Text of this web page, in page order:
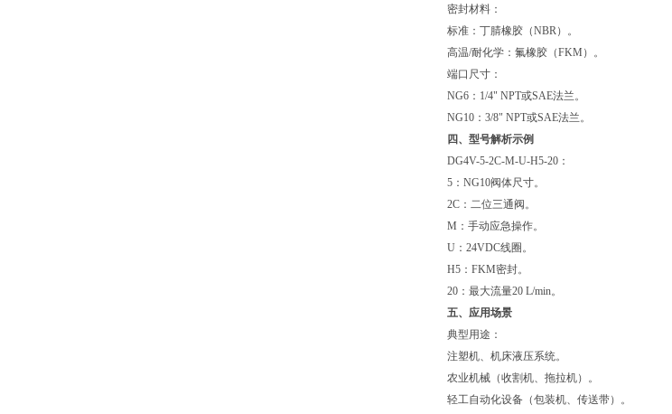
密封材料：
标准：丁腈橡胶（NBR）。
高温/耐化学：氟橡胶（FKM）。
端口尺寸：
NG6：1/4" NPT或SAE法兰。
NG10：3/8" NPT或SAE法兰。
四、型号解析示例
DG4V-5-2C-M-U-H5-20：
5：NG10阀体尺寸。
2C：二位三通阀。
M：手动应急操作。
U：24VDC线圈。
H5：FKM密封。
20：最大流量20 L/min。
五、应用场景
典型用途：
注塑机、机床液压系统。
农业机械（收割机、拖拉机）。
轻工自动化设备（包装机、传送带）。